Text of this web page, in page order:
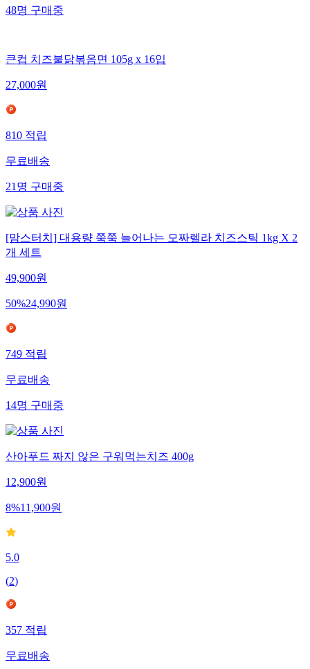
48명구매중
큰컵 치즈불닭볶음면 105g x 16입
27,000원
810적립
무료배송
21명구매중
[맘스터치] 대용량 쭉쭉 늘어나는 모짜렐라 치즈스틱 1kg X 2
개 세트
49,900원
50%24,990원
749적립
무료배송
14명구매중
산아푸드 짜지 않은 구워먹는치즈 400g
12,900원
8%11,900원
5.0
(2)
357적립
무료배송